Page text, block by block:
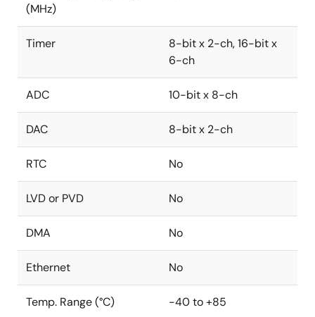
(MHz)
Timer
8-bit x 2-ch, 16-bit x
6-ch
ADC 10-bit x 8-ch
DAC 8-bit x 2-ch
RTC No
LVD or PVD No
DMA No
Ethernet No
Temp. Range (°C) -40 to +85